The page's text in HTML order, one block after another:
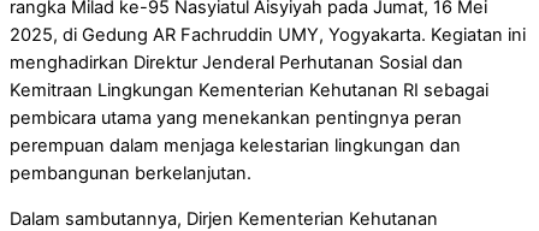
rangka Milad ke-95 Nasyiatul Aisyiyah pada Jumat, 16 Mei
2025, di Gedung AR Fachruddin UMY, Yogyakarta. Kegiatan ini
menghadirkan Direktur Jenderal Perhutanan Sosial dan
Kemitraan Lingkungan Kementerian Kehutanan RI sebagai
pembicara utama yang menekankan pentingnya peran
perempuan dalam menjaga kelestarian lingkungan dan
pembangunan berkelanjutan.
Dalam sambutannya, Dirjen Kementerian Kehutanan